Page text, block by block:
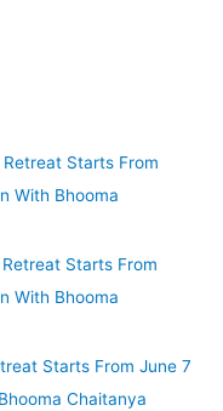
Starts From
With Bhooma
Starts From
With Bhooma
Starts From June 7
Chaitanya